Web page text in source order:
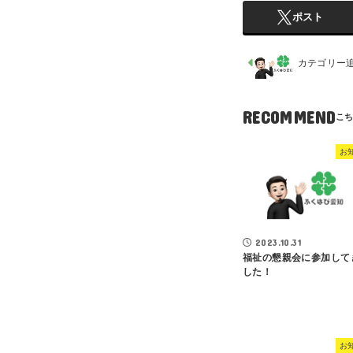
ポスト
カテゴリー
RECOMMEND
お
2023.10.31
福祉の懇親会に参加して
した！
お